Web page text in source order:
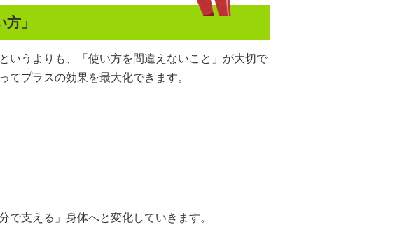
」
いうよりも、「使い方を間違えないこと」が大切で
てプラスの効果を最大化できます。
で支える」身体へと変化していきます。